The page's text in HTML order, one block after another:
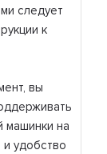
следует
к
вы
машинки на
удобство